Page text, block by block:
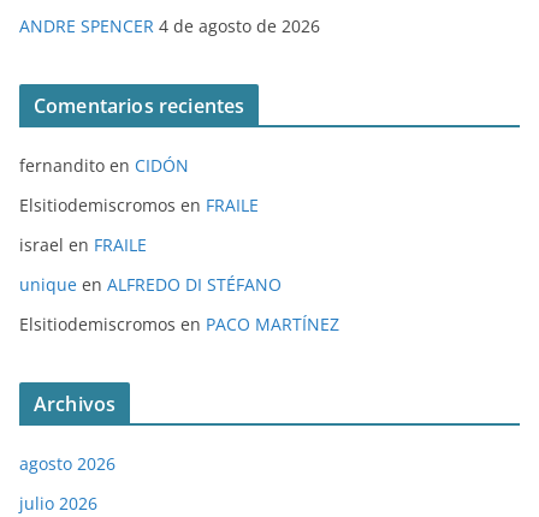
ANDRE SPENCER 4 de agosto de 2026
Comentarios recientes
fernandito en CIDÓN
Elsitiodemiscromos en FRAILE
israel en FRAILE
unique en ALFREDO DI STÉFANO
Elsitiodemiscromos en PACO MARTÍNEZ
Archivos
agosto 2026
julio 2026